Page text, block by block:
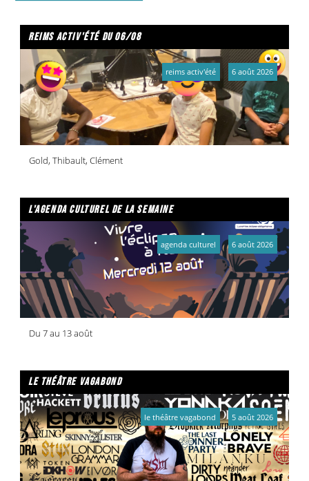
reims activ'été du 06/08
Gold, Thibault, Clément
reims activ'été 6 août 2026
l'agenda culturel de la semaine
Du 7 au 13 août
agenda culturel 6 août 2026
le théâtre vagabond
le théâtre vagabond 5 août 2026